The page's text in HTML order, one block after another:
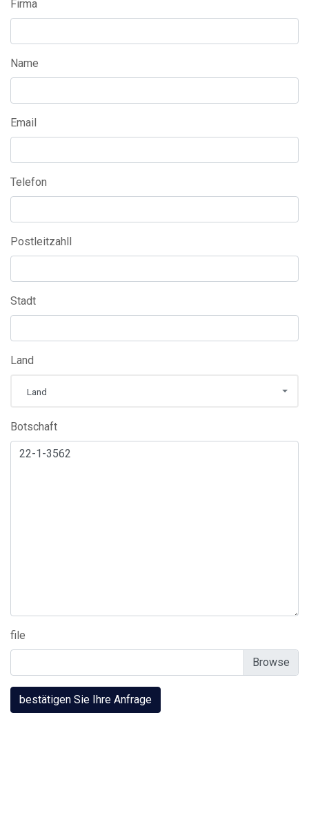
Firma
Name
Email
Telefon
Postleitzahll
Stadt
Land
Land
Botschaft
file
bestätigen Sie Ihre Anfrage